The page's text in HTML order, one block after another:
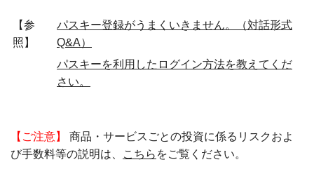
【参
照】
パスキー登録がうまくいきません。（対話形式
Q&A）
パスキーを利用したログイン方法を教えてくだ
さい。
【ご注意】
商品・サービスごとの投資に係るリスクおよ
び手数料等の説明は、
こちら をご覧ください。